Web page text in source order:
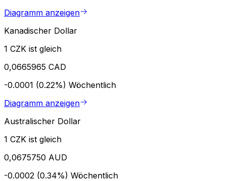
Diagramm anzeigen
Kanadischer Dollar
1 CZK ist gleich
0,0665965 CAD
-0.0001 (0.22%) Wöchentlich
Diagramm anzeigen
Australischer Dollar
1 CZK ist gleich
0,0675750 AUD
-0.0002 (0.34%) Wöchentlich